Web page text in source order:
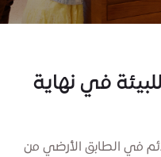
في نهاية
في الطابق الأرضي من